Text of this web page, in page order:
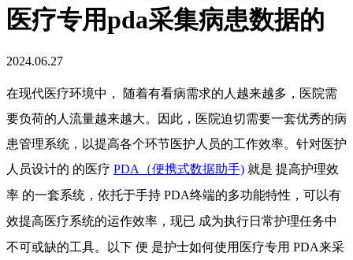
医疗专用pda采集病患数据的
2024.06.27
在现代医疗环境中，
随着有看病需求的人越来越多，医院需
要负荷的人流量越来越大。因此，医院迫切需要一套优秀的病
患管理系统，以提高各个环节医护人员的工作效率。针对医护
人员设计的 的医疗 PDA（便携式数据助手) 就是 提高护理效
率 的一套系统，依托于手持 PDA终端的多功能特性，可以有
效提高医疗系统的运作效率，现已 成为执行日常护理任务中
不可或缺的工具。以下 便 是护士如何使用医疗专用 PDA来采